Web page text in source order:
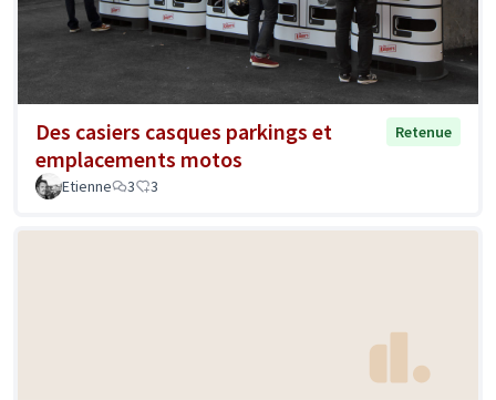
Des casiers casques parkings et
emplacements motos
Retenue
Etienne 3 3